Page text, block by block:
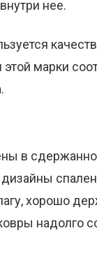
нее.
марки
в
хорошо